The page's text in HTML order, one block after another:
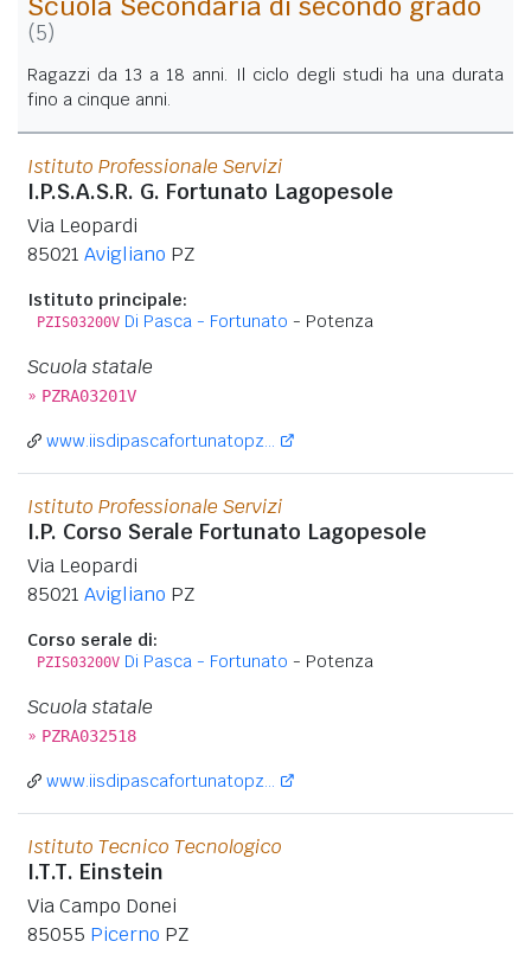
(5)
Ragazzi da 13 a 18 anni. Il ciclo degli studi ha una durata
fino a cinque anni.
Istituto Professionale Servizi
I.P.S.A.S.R. G. Fortunato Lagopesole
Via Leopardi
85021 Avigliano PZ
Istituto principale:
PZIS03200V Di Pasca - Fortunato - Potenza
Scuola statale
» PZRA03201V
www.iisdipascafortunatopz...
Istituto Professionale Servizi
I.P. Corso Serale Fortunato Lagopesole
Via Leopardi
85021 Avigliano PZ
Corso serale di:
PZIS03200V Di Pasca - Fortunato - Potenza
Scuola statale
» PZRA032518
www.iisdipascafortunatopz...
Istituto Tecnico Tecnologico
I.T.T. Einstein
Via Campo Donei
85055 Picerno PZ